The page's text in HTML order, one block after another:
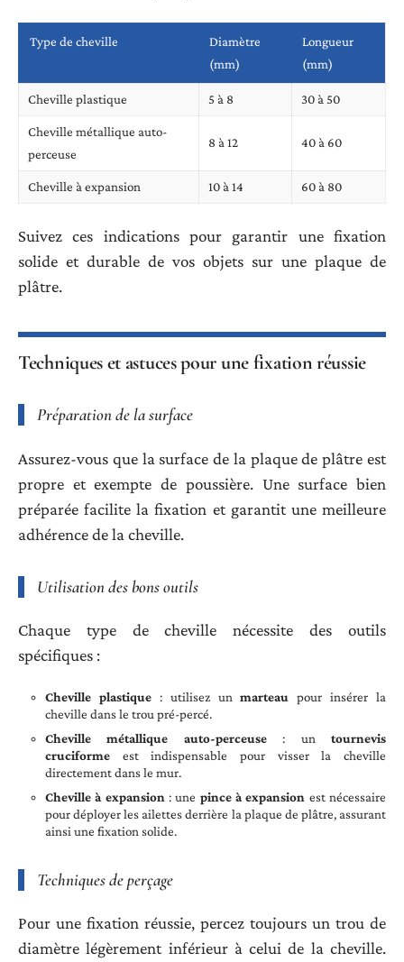
Type de cheville
Diamètre
(mm)
Longueur
(mm)
Cheville plastique 5 à 8 30 à 50
Cheville métallique auto-
perceuse
8 à 12 40 à 60
Cheville à expansion 10 à 14 60 à 80
Suivez ces indications pour garantir une fixation
solide et durable de vos objets sur une plaque de
plâtre.
Techniques et astuces pour une fixation réussie
Préparation de la surface
Assurez-vous que la surface de la plaque de plâtre est
propre et exempte de poussière. Une surface bien
préparée facilite la fixation et garantit une meilleure
adhérence de la cheville.
Utilisation des bons outils
Chaque type de cheville nécessite des outils
spécifiques :
Cheville plastique: utilisez unmarteau pour insérer la
cheville dans le trou pré-percé.
Cheville métallique auto-perceuse: untournevis
cruciforme est indispensable pour visser la cheville
directement dans le mur.
Cheville à expansion : une pince à expansion est nécessaire
pour déployer les ailettes derrière la plaque de plâtre, assurant
ainsi une fixation solide.
Techniques de perçage
Pour une fixation réussie, percez toujours un trou de
diamètre légèrement inférieur à celui de la cheville.